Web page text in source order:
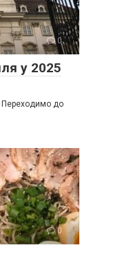
0
у 2025
Переходимо до
0